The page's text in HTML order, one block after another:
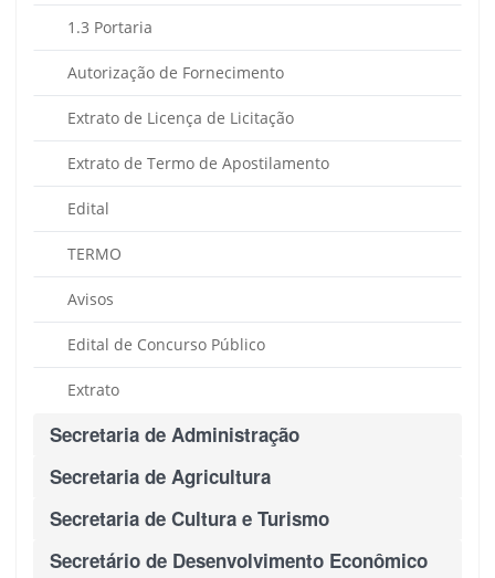
1.3 Portaria
Autorização de Fornecimento
Extrato de Licença de Licitação
Extrato de Termo de Apostilamento
Edital
TERMO
Avisos
Edital de Concurso Público
Extrato
Secretaria de Administração
Secretaria de Agricultura
Secretaria de Cultura e Turismo
Secretário de Desenvolvimento Econômico